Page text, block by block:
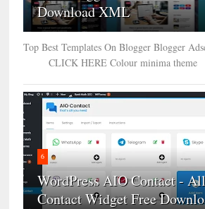
Download XML
Top Best Templates On Blogger Blogger
CLICK HERE Colour minima
6
WordPress AIO Contact -
Contact Widget Free